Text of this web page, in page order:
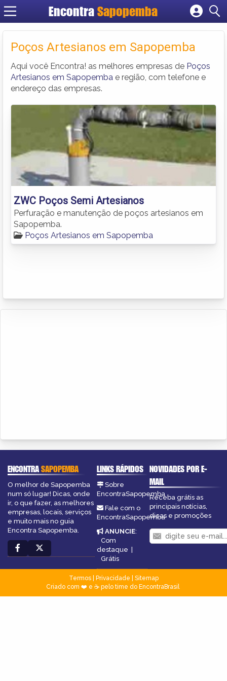
Encontra Sapopemba
Cadastrar empresa
Criar conta
Poços Artesianos em Sapopemba
Aqui você Encontra! as melhores empresas de Poços
Artesianos em Sapopemba e região, com telefone e
endereço das empresas.
ZWC Poços Semi Artesianos
Perfuração e manutenção de poços artesianos em
Sapopemba.
Poços Artesianos em Sapopemba
ENCONTRASAPOPEMBA
O melhor de Sapopemba
num só lugar! Dicas, onde
ir, o que fazer, as melhores
empresas, locais, serviços
e muito mais no guia
Encontra Sapopemba.
LINKS RÁPIDOS
Sobre
EncontraSapopemba
Fale com o
EncontraSapopemba
ANUNCIE:
Com
destaque |
Grátis
NOVIDADES POR E-
MAIL
Receba grátis as
principais notícias,
dicas e promoções
Termos| Privacidade
Sitemap
Criado com ❤️ e ☕ pelo time do EncontraBrasil